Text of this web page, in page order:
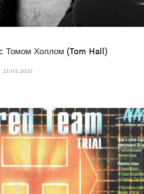
Томом Холлом (Tom Hall)
21.02.2021